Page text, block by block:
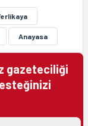
Anayasa
gazeteciliği